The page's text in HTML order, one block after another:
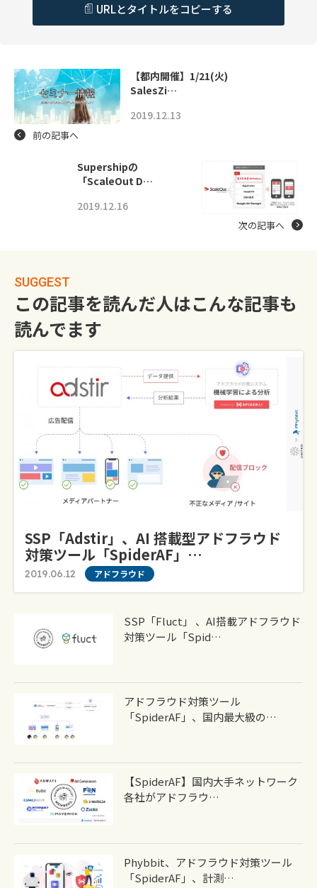
URLとタイトルをコピーする
【都内開催】1/21(火)
SalesZi…
2019.12.13
前の記事へ
Supershipの
「ScaleOut D…
2019.12.16
次の記事へ
SUGGEST
この記事を読んだ人はこんな記事も
読んでます
SSP「adstir」、AI 搭載型アドフラウド
対策ツール「SpiderAF」…
2019.06.12 アドフラウド
SSP「fluct」 、AI搭載アドフラウド
対策ツール「Spid…
​アドフラウド対策ツール
「SpiderAF」、国内最大級の…
【SpiderAF】国内大手ネットワーク
各社がアドフラウ…
Phybbit、アドフラウド対策ツール
「SpiderAF」、計測…